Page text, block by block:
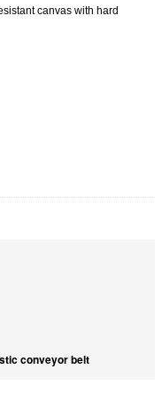
canvas with hard
conveyor belt